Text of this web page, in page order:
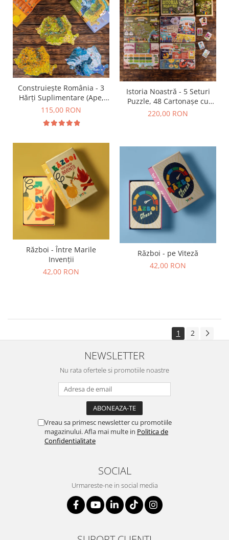
Construiește România - 3
Hărți Suplimentare (Ape,
Resurse, Vegetație și Faună)
115,00 RON
Istoria Noastră - 5 Seturi
Puzzle, 48 Cartonașe cu
Personaje Istorice, 1
220,00 RON
Război - Între Marile
Invenții
42,00 RON
Război - pe Viteză
42,00 RON
1 2
NEWSLETTER
Nu rata ofertele si promotiile noastre
Vreau sa primesc newsletter cu promotiile
magazinului. Afla mai multe in Politica de
Confidentialitate
SOCIAL
Urmareste-ne in social media